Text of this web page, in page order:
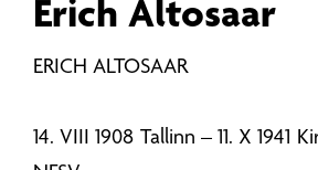
Erich Altosaar
ERICH ALTOSAAR
14. VIII 1908 Tallinn – 11. X 1941